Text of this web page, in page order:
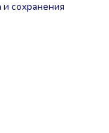
и сохранения